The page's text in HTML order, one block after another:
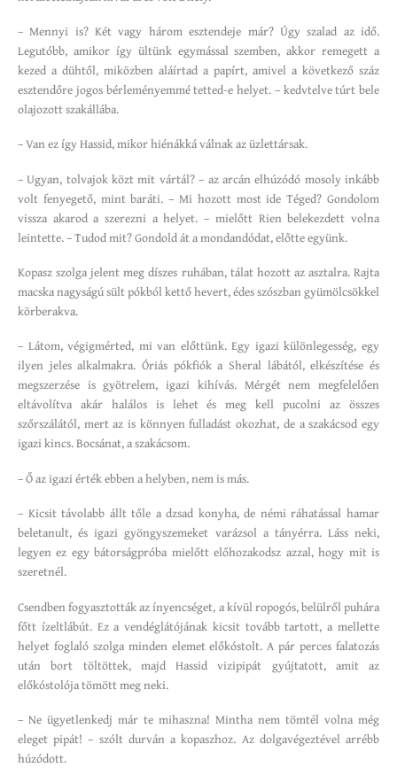
– Mennyi is? Két vagy három esztendeje már? Úgy szalad az idő.
Legutóbb, amikor így ültünk egymással szemben, akkor remegett a
kezed a dühtől, miközben aláírtad a papírt, amivel a következő száz
esztendőre jogos bérleményemmé tetted-e helyet. – kedvtelve túrt bele
olajozott szakállába.
– Van ez így Hassid, mikor hiénákká válnak az üzlettársak.
– Ugyan, tolvajok közt mit vártál? – az arcán elhúzódó mosoly inkább
volt fenyegető, mint baráti. – Mi hozott most ide Téged? Gondolom
vissza akarod a szerezni a helyet. – mielőtt Rien belekezdett volna
leintette. – Tudod mit? Gondold át a mondandódat, előtte együnk.
Kopasz szolga jelent meg díszes ruhában, tálat hozott az asztalra. Rajta
macska nagyságú sült pókból kettő hevert, édes szószban gyümölcsökkel
körberakva.
– Látom, végigmérted, mi van előttünk. Egy igazi különlegesség, egy
ilyen jeles alkalmakra. Óriás pókfiók a Sheral lábától, elkészítése és
megszerzése is gyötrelem, igazi kihívás. Mérgét nem megfelelően
eltávolítva akár halálos is lehet és meg kell pucolni az összes
szőrszálától, mert az is könnyen fulladást okozhat, de a szakácsod egy
igazi kincs. Bocsánat, a szakácsom.
– Ő az igazi érték ebben a helyben, nem is más.
– Kicsit távolabb állt tőle a dzsad konyha, de némi ráhatással hamar
beletanult, és igazi gyöngyszemeket varázsol a tányérra. Láss neki,
legyen ez egy bátorságpróba mielőtt előhozakodsz azzal, hogy mit is
szeretnél.
Csendben fogyasztották az ínyencséget, a kívül ropogós, belülről puhára
főtt ízeltlábút. Ez a vendéglátójának kicsit tovább tartott, a mellette
helyet foglaló szolga minden elemet előkóstolt. A pár perces falatozás
után bort töltöttek, majd Hassid vizipipát gyújtatott, amit az
előkóstolója tömött meg neki.
– Ne ügyetlenkedj már te mihaszna! Mintha nem tömtél volna még
eleget pipát! – szólt durván a kopaszhoz. Az dolgavégeztével arrébb
húzódott.